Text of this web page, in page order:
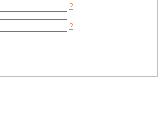
?
?